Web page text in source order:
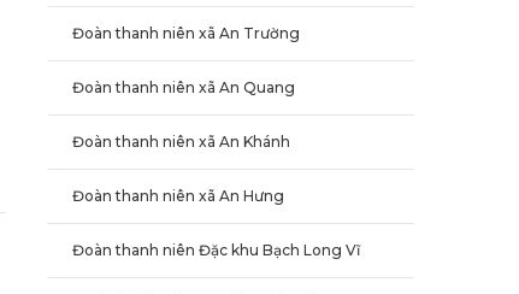
Đoàn thanh niên xã An Trường
Đoàn thanh niên xã An Quang
Đoàn thanh niên xã An Khánh
Đoàn thanh niên xã An Hưng
Đoàn thanh niên Đặc khu Bạch Long Vĩ